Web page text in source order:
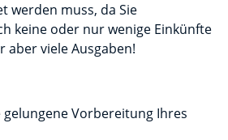
werden muss, da Sie
keine oder nur wenige Einkünfte
aber viele Ausgaben!
gelungene Vorbereitung Ihres